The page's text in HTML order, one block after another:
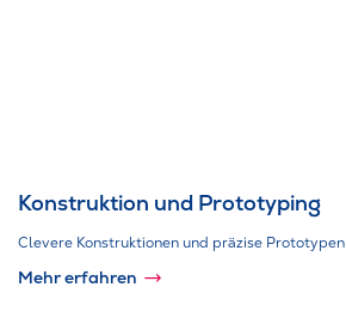
Konstruktion und Prototyping
Clevere Konstruktionen und präzise Prototypen
Mehr erfahren